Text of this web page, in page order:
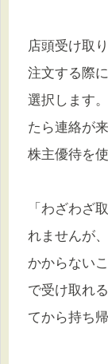
店頭受け取
注文する際
選択します
たら連絡が
株主優待を
「わざわざ
れませんが
かからない
で受け取れ
てから持ち